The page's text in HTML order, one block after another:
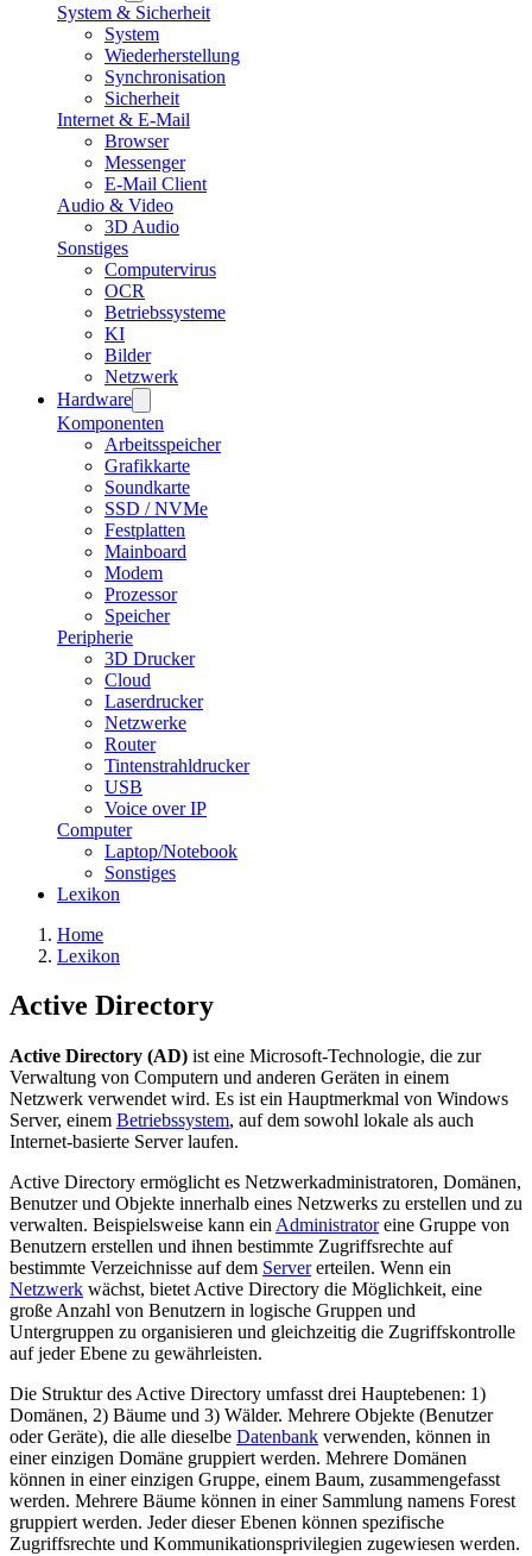
System & Sicherheit
System
Wiederherstellung
Synchronisation
Sicherheit
Internet & E-Mail
Browser
Messenger
E-Mail Client
Audio & Video
3D Audio
Sonstiges
Computervirus
OCR
Betriebssysteme
KI
Bilder
Netzwerk
Hardware
Komponenten
Arbeitsspeicher
Grafikkarte
Soundkarte
SSD / NVMe
Festplatten
Mainboard
Modem
Prozessor
Speicher
Peripherie
3D Drucker
Cloud
Laserdrucker
Netzwerke
Router
Tintenstrahldrucker
USB
Voice over IP
Computer
Laptop/Notebook
Sonstiges
Lexikon
Home
Lexikon
Active Directory
Active Directory (AD) ist eine Microsoft-Technologie, die zur
Verwaltung von Computern und anderen Geräten in einem
Netzwerk verwendet wird. Es ist ein Hauptmerkmal von Windows
Server, einem Betriebssystem, auf dem sowohl lokale als auch
Internet-basierte Server laufen.
Active Directory ermöglicht es Netzwerkadministratoren, Domänen,
Benutzer und Objekte innerhalb eines Netzwerks zu erstellen und zu
verwalten. Beispielsweise kann ein Administratoreine Gruppe von
Benutzern erstellen und ihnen bestimmte Zugriffsrechte auf
bestimmte Verzeichnisse auf dem Servererteilen. Wenn ein
Netzwerk wächst, bietet Active Directory die Möglichkeit, eine
große Anzahl von Benutzern in logische Gruppen und
Untergruppen zu organisieren und gleichzeitig die Zugriffskontrolle
auf jeder Ebene zu gewährleisten.
Die Struktur des Active Directory umfasst drei Hauptebenen: 1)
Domänen, 2) Bäume und 3) Wälder. Mehrere Objekte (Benutzer
oder Geräte), die alle dieselbe Datenbank verwenden, können in
einer einzigen Domäne gruppiert werden. Mehrere Domänen
können in einer einzigen Gruppe, einem Baum, zusammengefasst
werden. Mehrere Bäume können in einer Sammlung namens Forest
gruppiert werden. Jeder dieser Ebenen können spezifische
Zugriffsrechte und Kommunikationsprivilegien zugewiesen werden.